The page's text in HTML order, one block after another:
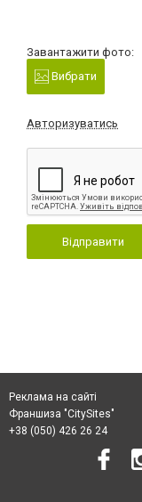
Завантажити фото:
Вибрати
Авторизуватись
Відправити
Реклама на сайті
Франшиза "CitySites"
+38 (050) 426 26 24